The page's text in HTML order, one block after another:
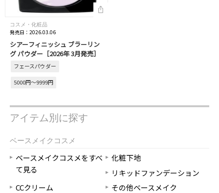
コスメ・化粧品
発売日：2026.03.06
シアーフィニッシュ ブラーリン
グ パウダー［2026年 3月発売］
フェースパウダー
5000円～9999円
アイテム別に探す
ベースメイクコスメ
ベースメイクコスメをすべ
て見る
化粧下地
リキッドファンデーション
CCクリーム
その他ベースメイク